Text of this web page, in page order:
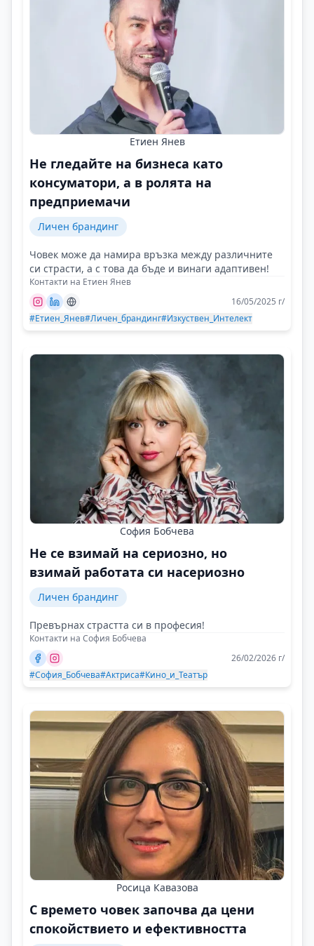
Етиен Янев
Не гледайте на бизнеса като
консуматори, а в ролята на
предприемачи
Личен брандинг
Човек може да намира връзка между различните
си страсти, а с това да бъде и винаги адаптивен!
Контакти на Етиен Янев
16/05/2025 г/
#Етиен_Янев#Личен_брандинг#Изкуствен_Интелект
София Бобчева
Не се взимай на сериозно, но
взимай работата си насериозно
Личен брандинг
Превърнах страстта си в професия!
Контакти на София Бобчева
26/02/2026 г/
#София_Бобчева#Актриса#Кино_и_Театър
Росица Кавазова
С времето човек започва да цени
спокойствието и ефективността